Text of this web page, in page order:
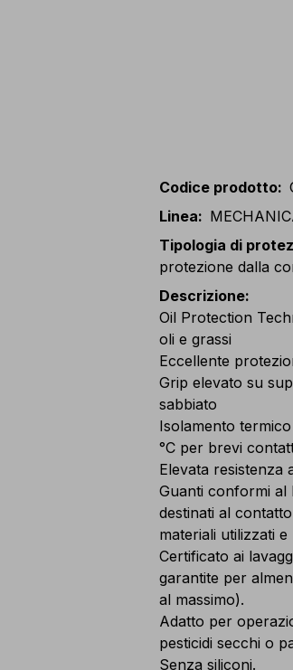
Codice prodotto:
Linea:
Tipologia di
protezione dalla
Descrizione:
Oil Protection
oli e grassi
Eccellente
Grip elevato su
sabbiato
Isolamento
°C per brevi
Elevata resistenza
Guanti conformi al
destinati al
materiali utilizzati
Certificato ai
garantite per
al massimo).
Adatto per
pesticidi secchi o
Senza siliconi.